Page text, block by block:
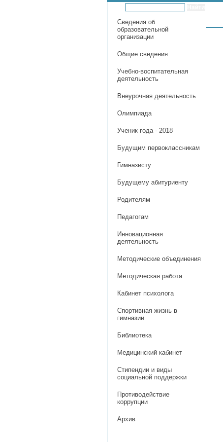
Сведения об
образовательной
организации
Общие сведения
Учебно-воспитательная
деятельность
Внеурочная деятельность
Олимпиада
Ученик года - 2018
Будущим первоклассникам
Гимназисту
Будущему абитуриенту
Родителям
Педагогам
Инновационная
деятельность
Методические объединения
Методическая работа
Кабинет психолога
Спортивная жизнь в
гимназии
Библиотека
Медицинский кабинет
Стипендии и виды
социальной поддержки
Противодействие
коррупции
Архив